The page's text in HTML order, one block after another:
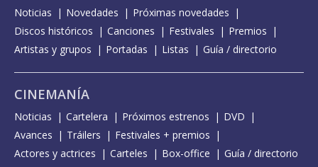
Noticias Novedades
Próximas novedades
Discos históricos
Canciones Festivales
Premios
Artistas y grupos
Portadas Listas Guía / directorio
CINEMANÍA
Noticias Cartelera Próximos estrenos
DVD
Avances
Tráilers
Festivales + premios
Actores y actrices
Carteles Box-office Guía / directorio